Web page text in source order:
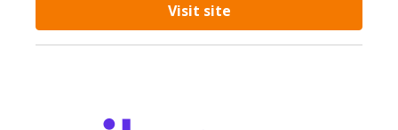
Visit site